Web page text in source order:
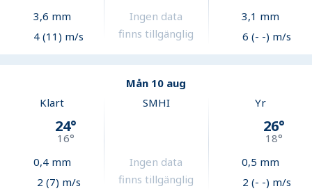
3,6 mm
4 (11) m/s
Ingen data
finns tillgänglig
3,1 mm
6 (- -) m/s
Mån 10 aug
Klart
24°
16°
0,4mm
2 (7) m/s
SMHI
Ingen data
finns tillgänglig
Yr
26°
18°
0,5 mm
2 (- -) m/s